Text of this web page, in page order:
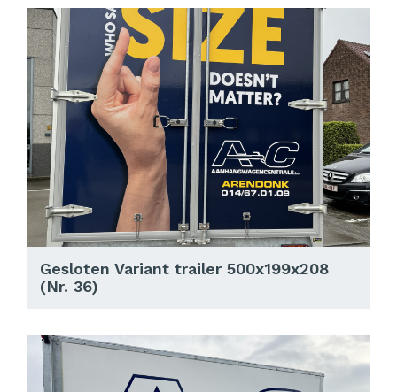
Gesloten Variant trailer 500x199x208
(Nr. 36)